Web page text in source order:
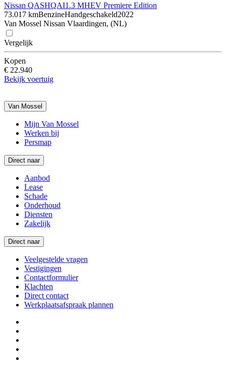
Nissan QASHQAI1.3 MHEV Premiere Edition
73.017 kmBenzineHandgeschakeld2022
Van Mossel Nissan Vlaardingen, (NL)
Vergelijk
Kopen
€ 22.940
Bekijk voertuig
Van Mossel
Mijn Van Mossel
Werken bij
Persmap
Direct naar
Aanbod
Lease
Schade
Onderhoud
Diensten
Zakelijk
Direct naar
Veelgestelde vragen
Vestigingen
Contactformulier
Klachten
Direct contact
Werkplaatsafspraak plannen